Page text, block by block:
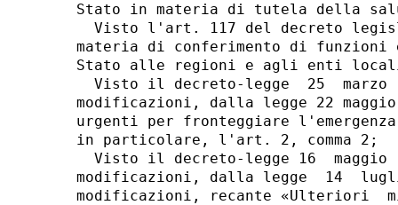
Stato in materia di tutela della
Visto l'art. 117 del decreto
materia di conferimento di
Stato alle regioni e agli enti
Visto il decreto-legge  25  marzo
modificazioni, dalla legge 22
urgenti per fronteggiare
in particolare, l'art. 2, comma 2;
Visto il decreto-legge 16  maggio
modificazioni, dalla legge  14
modificazioni, recante «Ulteriori